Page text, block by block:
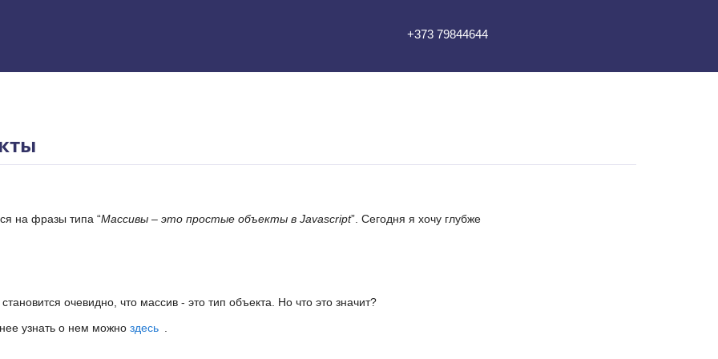
+373 79844644
на фразы типа “Массивы – это простые объекты в Javascript”. Сегодня я хочу глубже
очевидно, что массив - это тип объекта. Но что это значит?
узнать о нем можно здесь